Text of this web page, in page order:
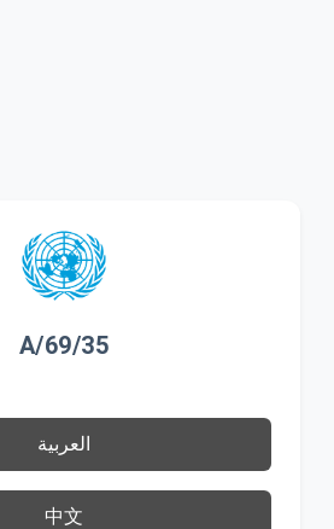
A/69/35
العربية
中文